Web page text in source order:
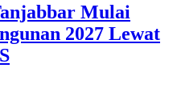
Mulai
2027 Lewat